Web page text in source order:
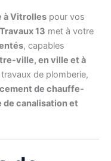
à Vitrolles pour vos
Travaux 13 met à votre
, capables
ville, en ville et à
de plomberie,
de chauffe-
de canalisation et